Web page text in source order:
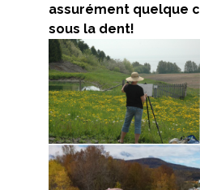
assurément quelque
sous la dent!